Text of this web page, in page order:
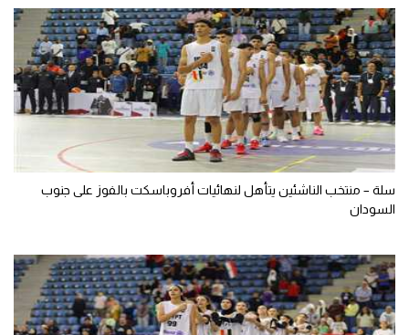
سلة – منتخب الناشئين يتأهل لنهائيات أفروباسكت بالفوز على جنوب
السودان